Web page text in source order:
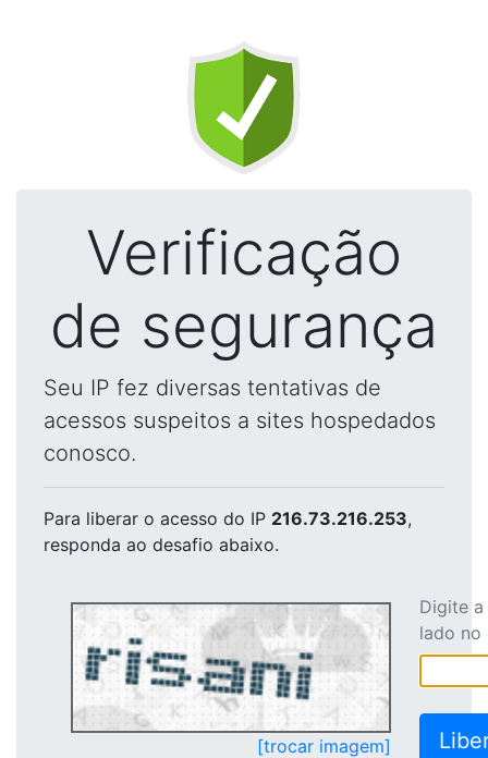
Verificação
de segurança
Seu IP fez diversas tentativas de
acessos suspeitos a sites hospedados
conosco.
Para liberar o acesso do IP 216.73.216.253,
responda ao desafio abaixo.
[trocar imagem]
Digite
lado no